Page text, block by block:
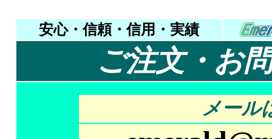
安心・信頼・信用・実績
ご注文・お
メール